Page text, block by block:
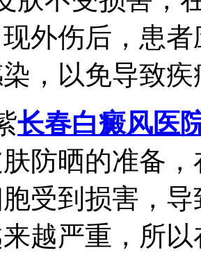
外伤后，患
，以免导致
长春白癜风医
防晒的准备
受到损害，
越严重，所